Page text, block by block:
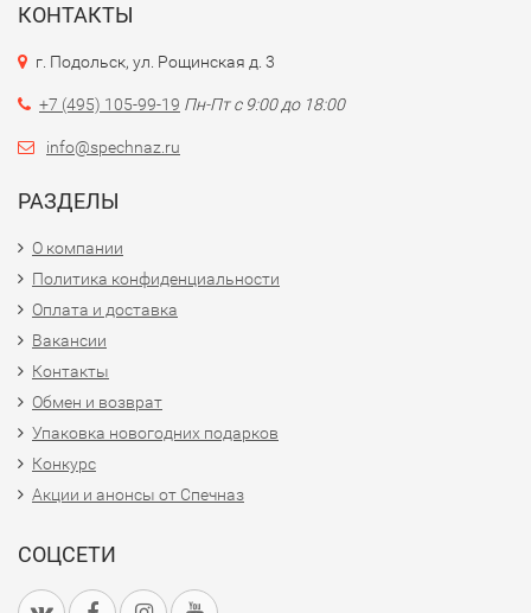
КОНТАКТЫ
г. Подольск, ул. Рощинская д. 3
+7 (495) 105-99-19 Пн-Пт с 9:00 до 18:00
info@spechnaz.ru
РАЗДЕЛЫ
О компании
Политика конфиденциальности
Оплата и доставка
Вакансии
Контакты
Обмен и возврат
Упаковка новогодних подарков
Конкурс
Акции и анонсы от Спечназ
СОЦСЕТИ